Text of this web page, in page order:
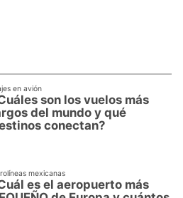
en avión
son los vuelos más
del mundo y qué
conectan?
mexicanas
es el aeropuerto más